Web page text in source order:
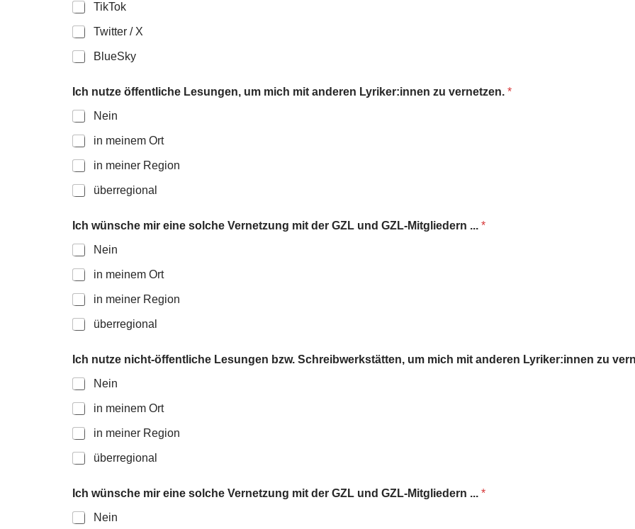
TikTok
Twitter / X
BlueSky
e
r
I
c
h
m
i
r
Ich nutze öffentliche Lesungen, um mich mit anderen Lyriker:innen zu vernetzen. *
Nein
in meinem Ort
in meiner Region
überregional
Ich wünsche mir eine solche Vernetzung mit der GZL und GZL-Mitgliedern ... *
Nein
in meinem Ort
in meiner Region
überregional
Ich nutze nicht-öffentliche Lesungen bzw. Schreibwerkstätten, um mich mit anderen Lyriker:innen zu
Nein
in meinem Ort
in meiner Region
überregional
Ich wünsche mir eine solche Vernetzung mit der GZL und GZL-Mitgliedern ... *
Nein